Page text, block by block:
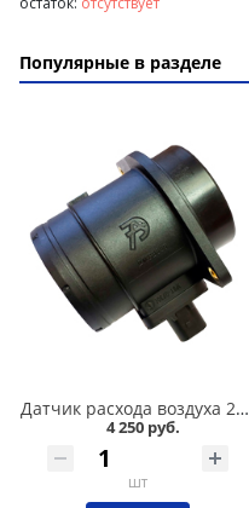
Популярные в разделе
Датчик расхода воздуха 2110,11183,2170,2172,21214,2123 /1,6/ Автотрейд 225 в Кургане
4 250 руб.
шт